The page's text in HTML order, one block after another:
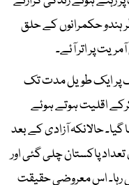
ہندو حکمرانوں کے حلق
پر اتر آئے۔
پر ایک طویل مدت تک
اقلیت ہوتے ہوئے
حالانکہ آزادی کے بعد
پاکستان چلی گئی اور
رہا۔ اس معروضی حقیقت